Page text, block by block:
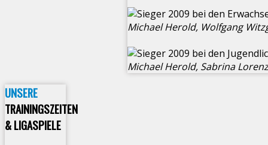
Michael Herold, Wolfgang
Michael Herold, Sabrina
UNSERE
TRAININGSZEITEN
& LIGASPIELE